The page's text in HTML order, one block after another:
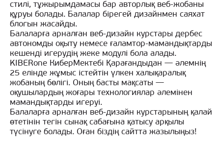
стилі, тұжырымдамасы бар авторлық веб-жобаны
құруы болады. Балалар бірегей дизайнмен саяхат
блогын жасайды.
Балаларға арналған веб-дизайн курстары дербес
автономды оқыту немесе ғаламтор-мамандықтарды
кешенді игерудің жеке модулі бола алады.
KIBERone КиберМектебі Қарағандыдан — әлемнің
25 елінде жұмыс істейтін үлкен халықаралық
жобаның бөлігі. Оның басты мақсаты —
оқушылардың жоғары технологиялар әлемінен
мамандықтарды игеруі.
Балаларға арналған веб-дизайн курстарының қалай
өтетінін тегін сынақ сабағына қатысу арқылы
түсінуге болады. Оған біздің сайтта жазылыңыз!